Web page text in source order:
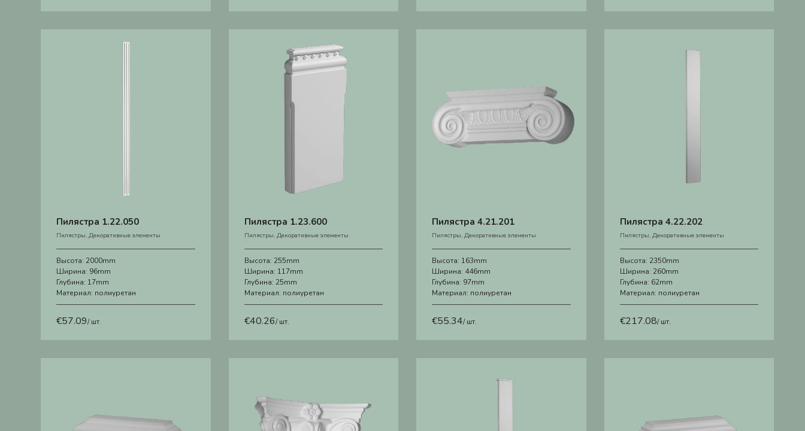
Пилястра 1.22.050
Пилястры, Декоративные элементы
Высота: 2000mm
Ширина: 96mm
Глубина: 17mm
Материал: полиуретан
€57.09/ шт.
Пилястра 1.23.600
Пилястры, Декоративные элементы
Высота: 255mm
Ширина: 117mm
Глубина: 25mm
Материал: полиуретан
€40.26/ шт.
Пилястра 4.21.201
Пилястры, Декоративные элементы
Высота: 163mm
Ширина: 446mm
Глубина: 97mm
Материал: полиуретан
€55.34/ шт.
Пилястра 4.22.202
Пилястры, Декоративные элементы
Высота: 2350mm
Ширина: 260mm
Глубина: 62mm
Материал: полиуретан
€217.08/ шт.